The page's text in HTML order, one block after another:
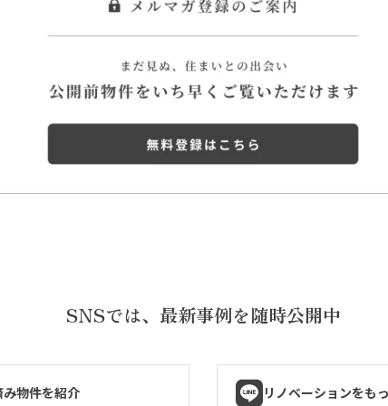
SNSでは、 最新事例を随時公開中
み物件を紹介 リノベーションをも